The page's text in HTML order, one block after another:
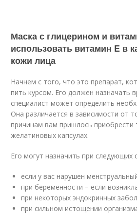
Маска с глицерином и
использовать витамин E в
кожи лица
Начнем с того, что это препарат,
пить курсом. Его должен назначать
специалист может определить
Она различается в зависимости от
причинам вам пришлось приобрести
желатиновых капсулах.
Его могут назначить при следующих
если у вас нарушен
при беременности – если
при некоторых эндокринных
при сильном истощении